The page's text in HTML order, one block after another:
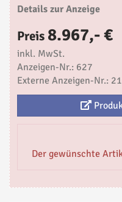
Details zur Anzeige
Preis 8.967,- €
inkl. MwSt.
Anzeigen-Nr.: 627
Externe Anzeigen-Nr.:
Der gewünschte